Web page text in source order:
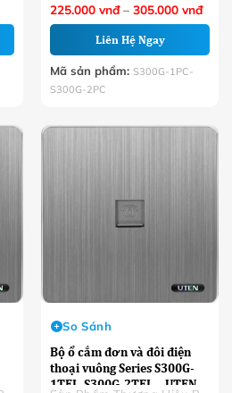
225.000 vnđ – 305.000 vnđ
giá:
từ
đến
Liên Hệ Ngay
Mã sản phẩm: S300G-1PC-
S300G-2PC
Bộ ổ cắm đơn và đôi điện
thoại vuông Series S300G-
1TEL-S300G-2TEL – UTEN
So Sánh